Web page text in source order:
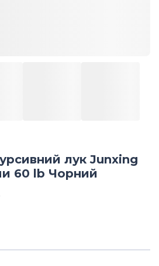
лук Junxing
B1 ILF 62 дюйми 60 lb Чорний